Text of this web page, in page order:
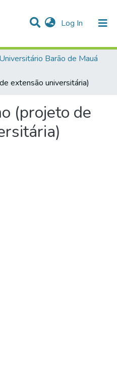
Log In (current)
Barão de Mauá
extensão universitária)
(projeto de